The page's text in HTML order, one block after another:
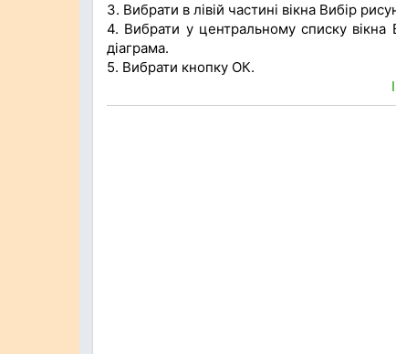
3. Вибрати в лівій частині вікна Вибір
4. Вибрати у центральному списку вікна
діаграма.
5. Вибрати кнопку ОК.